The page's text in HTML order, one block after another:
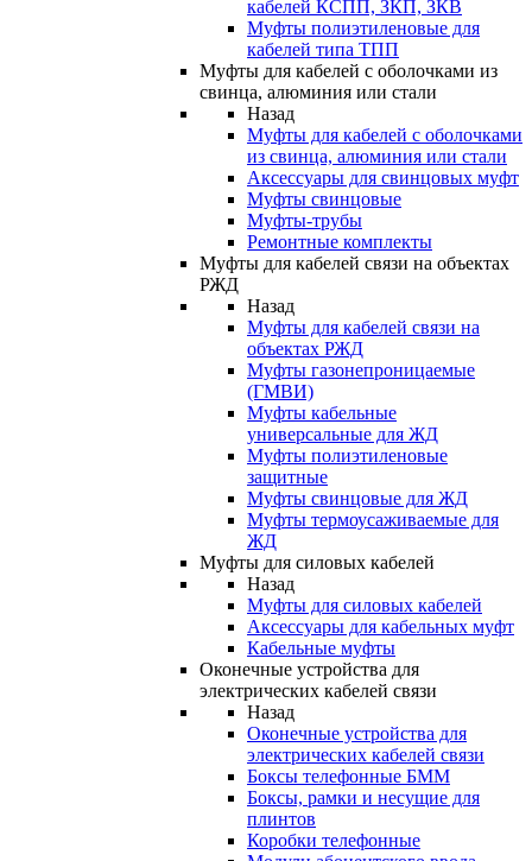
кабелей КСПП, ЗКП, ЗКВ
Муфты полиэтиленовые для
кабелей типа ТПП
Муфты для кабелей с оболочками из
свинца, алюминия или стали
Назад
Муфты для кабелей с оболочками
из свинца, алюминия или стали
Аксессуары для свинцовых муфт
Муфты свинцовые
Муфты-трубы
Ремонтные комплекты
Муфты для кабелей связи на объектах
РЖД
Назад
Муфты для кабелей связи на
объектах РЖД
Муфты газонепроницаемые
(ГМВИ)
Муфты кабельные
универсальные для ЖД
Муфты полиэтиленовые
защитные
Муфты свинцовые для ЖД
Муфты термоусаживаемые для
ЖД
Муфты для силовых кабелей
Назад
Муфты для силовых кабелей
Аксессуары для кабельных муфт
Кабельные муфты
Оконечные устройства для
электрических кабелей связи
Назад
Оконечные устройства для
электрических кабелей связи
Боксы телефонные БММ
Боксы, рамки и несущие для
плинтов
Коробки телефонные